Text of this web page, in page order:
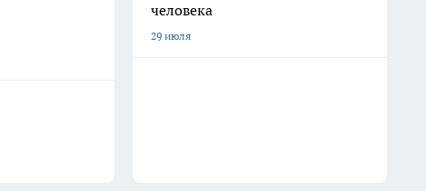
человека
29 июля